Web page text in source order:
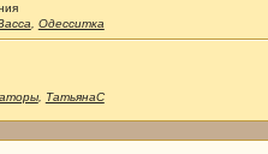
Одесситка
, ТатьянаС